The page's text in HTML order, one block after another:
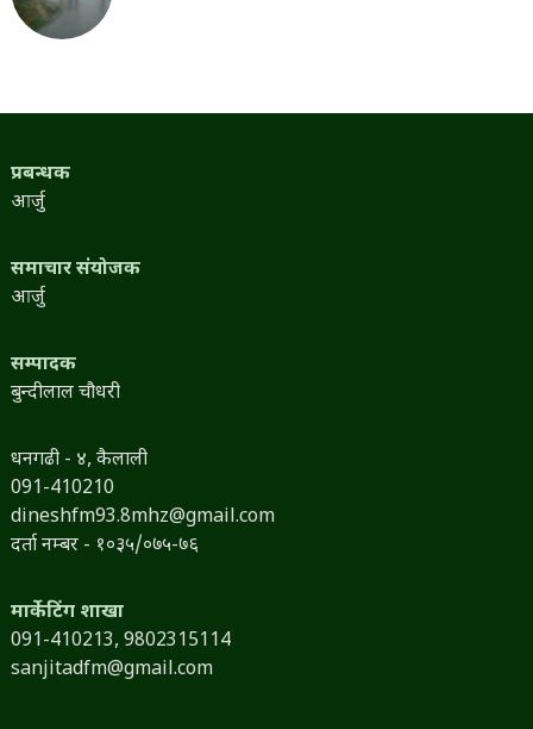
प्रबन्धक
आर्जु
समाचार संयोजक
आर्जु
सम्पादक
बुन्दीलाल चौधरी
धनगढी - ४, कैलाली
091-410210
dineshfm93.8mhz@gmail.com
दर्ता नम्बर - १०३५/०७५-७६
मार्केटिंग शाखा
091-410213, 9802315114
sanjitadfm@gmail.com